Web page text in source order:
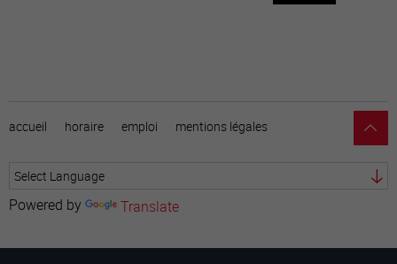
accueil horaire emploi mentions légales
Powered by Translate